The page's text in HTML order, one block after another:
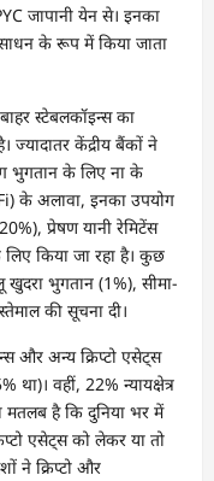
जापानी येन से। इनका
साधन के रूप में किया जाता
स्टेबलकॉइन्स का
ज्यादातर केंद्रीय बैंकों ने
भुगतान के लिए ना के
के अलावा, इनका उपयोग
प्रेषण यानी रेमिटेंस
किया जा रहा है। कुछ
भुगतान (1%), सीमा-
की सूचना दी।
और अन्य क्रिप्टो एसेट्स
वहीं, 22% न्यायक्षेत्र
मतलब है कि दुनिया भर में
एसेट्स को लेकर या तो
ने क्रिप्टो और